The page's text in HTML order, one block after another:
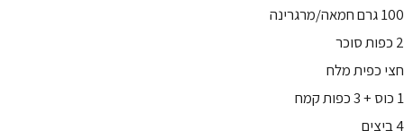
100 גרם חמאה/מרגרינה
2 כפות סוכר
חצי כפית מלח
1 כוס + 3 כפות קמח
4 ביצים